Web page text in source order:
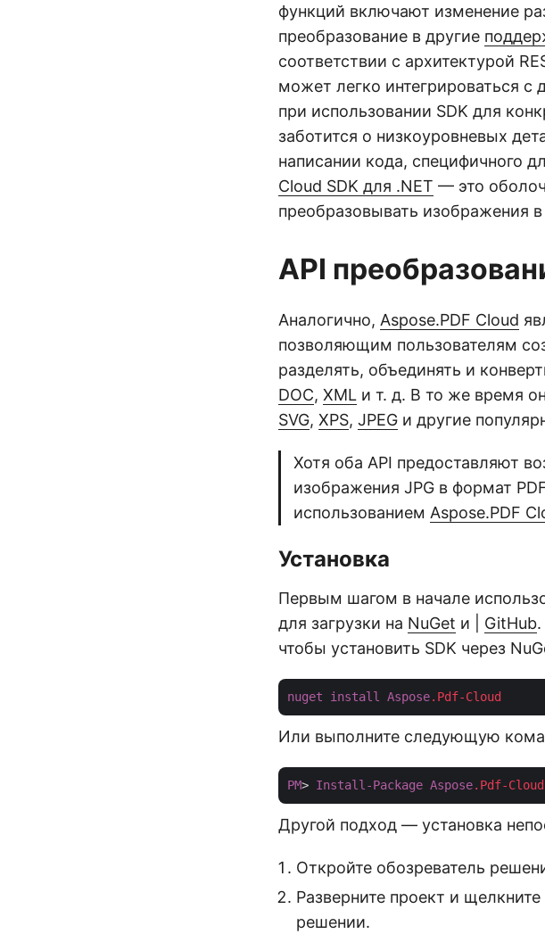
функций включают изменение
преобразование в другие
соответствии с архитектурой
может легко интегрироваться
при использовании SDK для
заботится о низкоуровневых
написании кода, специфичного
Cloud SDK для .NET — это
преобразовывать изображения в
API
Аналогично, Aspose.PDF Cloud
позволяющим пользователям
разделять, объединять и
DOC, XML и т. д. В то же время
SVG, XPS, JPEG и другие
Хотя оба API предоставляют
изображения JPG в формат
использованием Aspose.PDF
Установка
Первым шагом в начале
для загрузки на NuGet и | GitHub
чтобы установить SDK через
nuget install Aspose.Pdf-Cloud
Или выполните следующую
PM> Install-Package Aspose.Pdf-Cloud
Другой подход — установка
Откройте обозреватель
Разверните проект и
решении.